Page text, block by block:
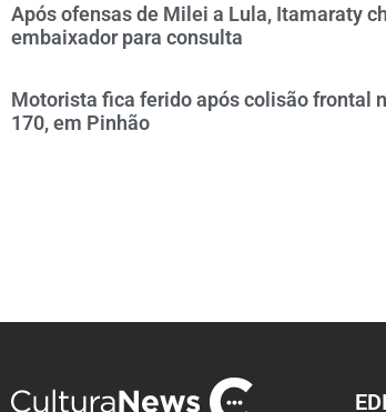
Após ofensas de Milei a Lula, Itamaraty
embaixador para consulta
Motorista fica ferido após colisão frontal
170, em Pinhão